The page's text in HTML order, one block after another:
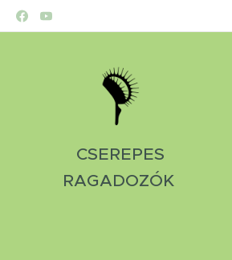
CSEREPES
RAGADOZÓK